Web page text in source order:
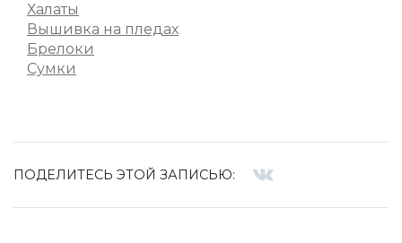
Халаты
Вышивка на пледах
Брелоки
Сумки
ПОДЕЛИТЕСЬ ЭТОЙ ЗАПИСЬЮ: